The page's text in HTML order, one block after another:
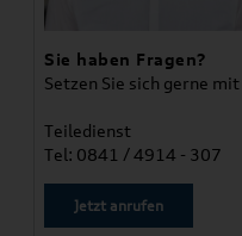
Sie haben Fragen?
Setzen Sie sich gerne
Teiledienst
Tel: 0841 / 4914 - 307
Jetzt anrufen